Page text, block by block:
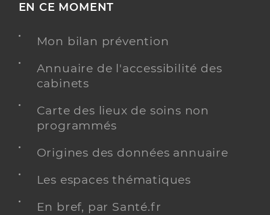
EN CE MOMENT
Mon bilan prévention
Annuaire de l'accessibilité des
cabinets
Carte des lieux de soins non
programmés
Origines des données annuaire
Les espaces thématiques
En bref, par Santé.fr